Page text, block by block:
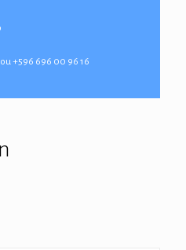
ou +596 696 00 96 16